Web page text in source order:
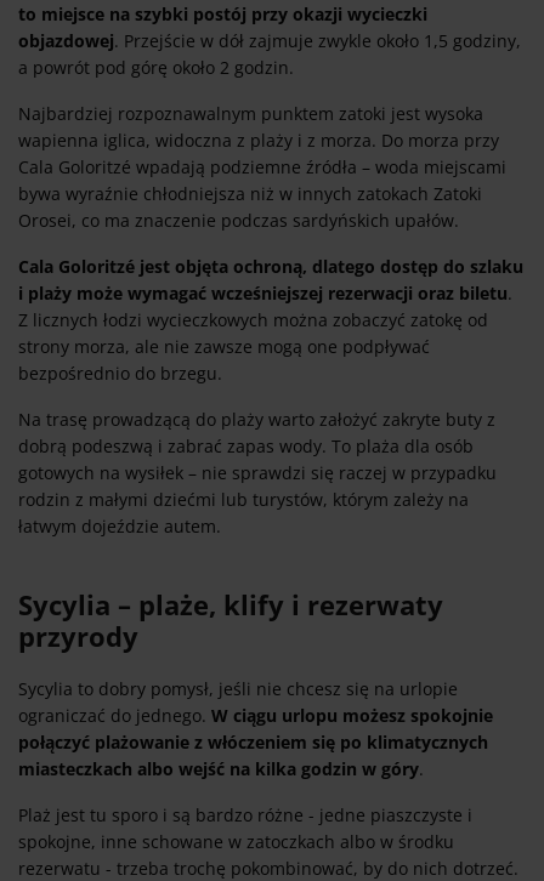
to miejsce na szybki postój przy okazji wycieczki
objazdowej. Przejście w dół zajmuje zwykle około 1,5 godziny,
a powrót pod górę około 2 godzin.
Najbardziej rozpoznawalnym punktem zatoki jest wysoka
wapienna iglica, widoczna z plaży i z morza. Do morza przy
Cala Goloritzé wpadają podziemne źródła – woda miejscami
bywa wyraźnie chłodniejsza niż w innych zatokach Zatoki
Orosei, co ma znaczenie podczas sardyńskich upałów.
Cala Goloritzé jest objęta ochroną, dlatego dostęp do szlaku
i plaży może wymagać wcześniejszej rezerwacji oraz biletu.
Z licznych łodzi wycieczkowych można zobaczyć zatokę od
strony morza, ale nie zawsze mogą one podpływać
bezpośrednio do brzegu.
Na trasę prowadzącą do plaży warto założyć zakryte buty z
dobrą podeszwą i zabrać zapas wody. To plaża dla osób
gotowych na wysiłek – nie sprawdzi się raczej w przypadku
rodzin z małymi dziećmi lub turystów, którym zależy na
łatwym dojeździe autem.
Sycylia – plaże, klify i rezerwaty
przyrody
Sycylia to dobry pomysł, jeśli nie chcesz się na urlopie
ograniczać do jednego. W ciągu urlopu możesz spokojnie
połączyć plażowanie z włóczeniem się po klimatycznych
miasteczkach albo wejść na kilka godzin w góry.
Plaż jest tu sporo i są bardzo różne - jedne piaszczyste i
spokojne, inne schowane w zatoczkach albo w środku
rezerwatu - trzeba trochę pokombinować, by do nich dotrzeć.